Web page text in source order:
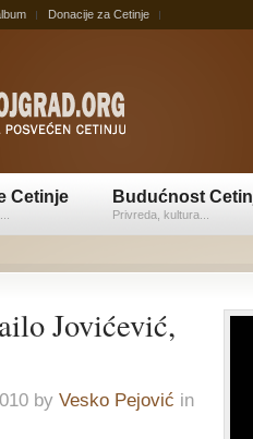
Donacije za Cetinje
Cetinje Budućnost
Privreda, kultura...
Jovićević,
by Vesko Pejović in